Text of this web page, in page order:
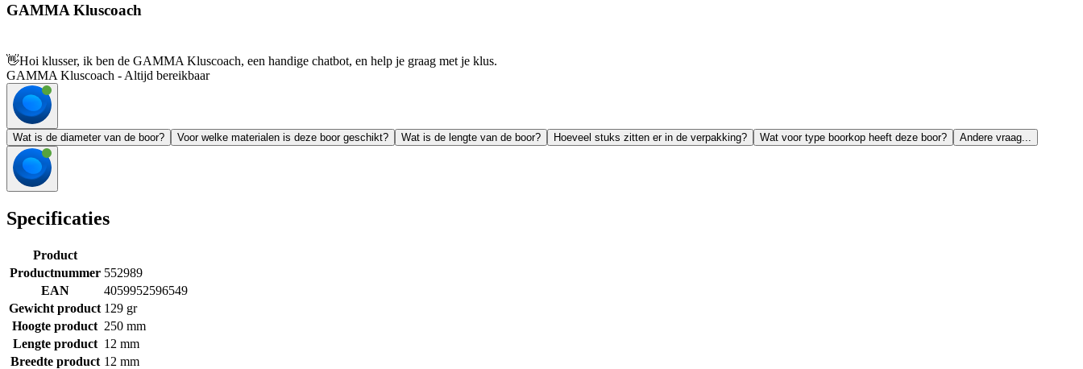
GAMMA Kluscoach
👋Hoi klusser, ik ben de GAMMA Kluscoach, een handige chatbot, en help je graag met je klus.
GAMMA Kluscoach - Altijd bereikbaar
Wat is de diameter van de boor? Voor welke materialen is deze boor geschikt? Wat is de lengte van de boor? Hoeveel stuks zitten er in de verpakking? Wat voor type boorkop heeft deze boor? Andere vraag...
Specificaties
Product
Productnummer 552989
EAN
4059952596549
Gewicht product 129 gr
Hoogte product 250 mm
Lengte product 12 mm
Breedte product 12 mm